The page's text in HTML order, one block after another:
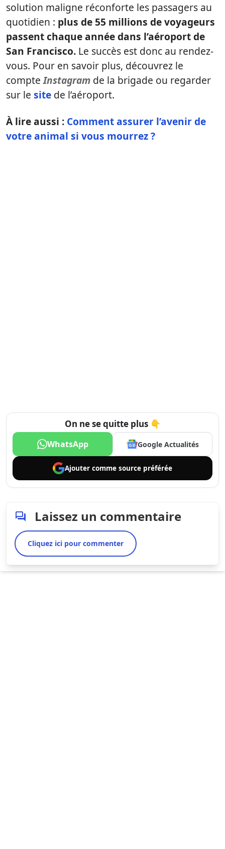
solution maligne réconforte les passagers au
quotidien : plus de 55 millions de voyageurs
passent chaque année dans l’aéroport de
San Francisco. Le succès est donc au rendez-
vous. Pour en savoir plus, découvrez le
compteInstagram de la brigade ou regarder
sur le site de l’aéroport.
À lire aussi : Comment assurer l’avenir de
votre animal si vous mourrez ?
On ne se quitte plus 👇
WhatsApp Google Actualités
Ajouter comme source préférée
Laissez un commentaire
Cliquez ici pour commenter